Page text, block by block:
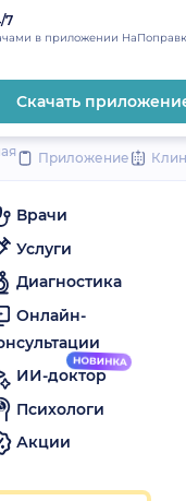
content
7
в приложении
Скачать
Приложение
Врачи
Услуги
Диагностика
Онлайн-
ИИ-доктор
Психологи
Акции